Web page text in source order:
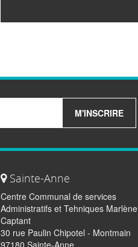
M'INSCRIRE
Sainte-Anne
Centre Communal de services
Administratifs et Tehniques Marlène
Captant
30 rue Paulin Chipotel - Montmain
97180 Sainte-Anne